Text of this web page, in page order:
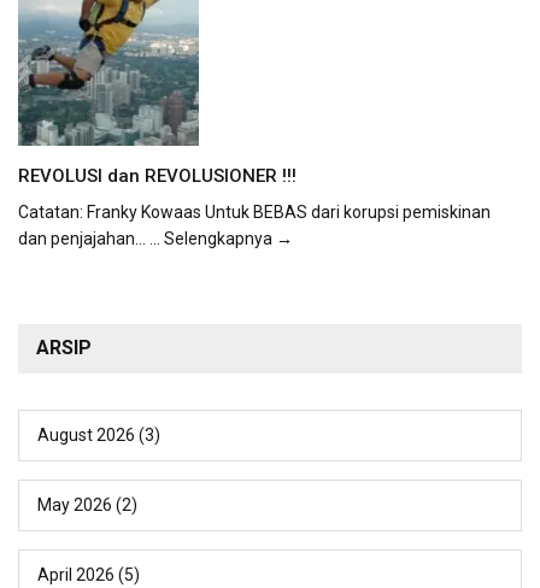
REVOLUSI dan REVOLUSIONER !!!
Catatan: Franky Kowaas Untuk BEBAS dari korupsi pemiskinan
dan penjajahan...
... Selengkapnya →
ARSIP
August 2026 (3)
May 2026 (2)
April 2026 (5)